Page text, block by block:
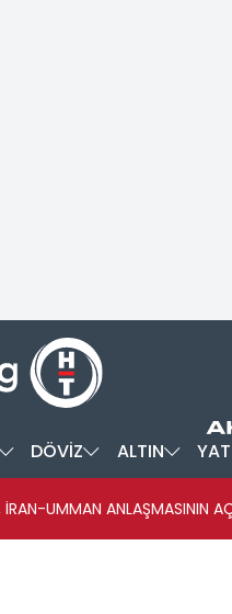
DÖVİZ ALTIN
İRAN-UMMAN ANLAŞMASININ